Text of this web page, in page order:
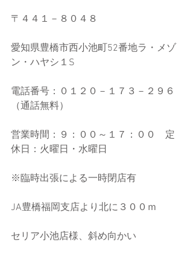
〒４４１－８０４８
愛知県豊橋市西小池町52番地ラ・メゾ
ン・ハヤシ１S
電話番号：０１２０－１７３－２９６
（通話無料）
営業時間：９：００～１７：００　定
休日：火曜日・水曜日
※臨時出張による一時閉店有
JA豊橋福岡支店より北に３００ｍ
セリア小池店様、斜め向かい